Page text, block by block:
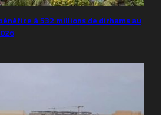
à 532 millions de dirhams au